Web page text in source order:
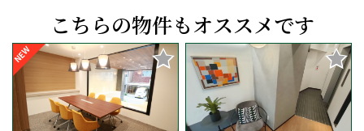
こちらの物件もオススメです
NEW